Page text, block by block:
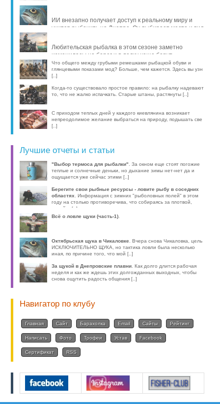
ИИ внезапно получает доступ к реальному миру и
учится рыбачить на Днепре. Он выбирает место и вид
Любительская рыбалка в этом сезоне заметно
изменилась: на берег и в лодку чаще берут
компактные эхолоты, об [..]
Что общего между грубыми ремешками рыбацкой обуви и
глянцевыми показами мод? Больше, чем кажется. Здесь вы узн
[..]
Когда-то существовало простое правило: на рыбалку надевают
то, что не жалко испачкать. Старые штаны, растянуты [..]
С приходом теплых дней у каждого киевлянина возникает
непреодолимое желание выбраться на природу, подышать све
[..]
Лучшие отчеты и статьи
"Выбор термоса для рыбалки". За окном еще стоят погожие
теплые и солнечные деньки, но дыхание зимы нет-нет да и
ощущается уже сейчас этими [..]
Берегите свои рыбные ресурсы - ловите рыбу в соседних
областях
. Информация с зимних "рыболовных полей" в этом
году на столько противоречива, что собираясь за плотвой,
волей-н [..]
Всё о ловле щуки (часть-1)
Октябрьская щука в Чикаловке. Вчера снова Чикаловка, цель
ИСКЛЮЧИТЕЛЬНО ЩУКА, но тактика ловли была несколько
иная, по причине того, что мой [..]
За щукой в Днепровские плавни . Как долго длится рабочая
неделя и как же ждешь этих долгожданных выходных, чтобы
снова ощутить радость общения [..]
Навигатор по клубу
Главная Сайт Барахолка Email Сайты Рейтинг
Написать Фото Трофеи Устав Facebook
Сертификат RSS